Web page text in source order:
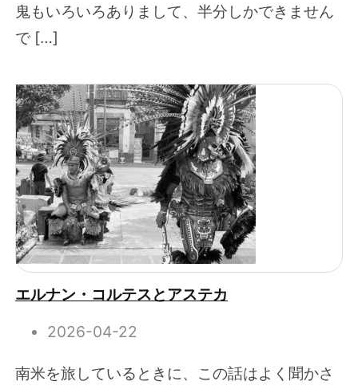
鬼もいろいろありまして、半分しかできません
で […]
エルナン・コルテスとアステカ
2026-04-22
南米を旅しているときに、この話はよく聞かさ